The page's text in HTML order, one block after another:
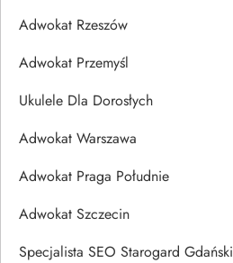
Adwokat Rzeszów
Adwokat Przemyśl
Ukulele Dla Dorosłych
Adwokat Warszawa
Adwokat Praga Południe
Adwokat Szczecin
Specjalista SEO Starogard Gdański